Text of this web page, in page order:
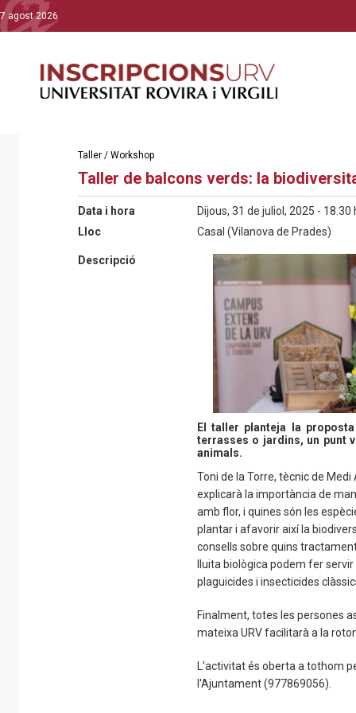
7 agost 2026
Taller / Workshop
Taller de balcons verds: la
Data i hora
Dijous, 31 de juliol, 2025 - 18.30
Lloc
Casal (Vilanova de Prades)
Descripció
El taller planteja la
terrasses o jardins, un punt
animals.
Toni de la Torre, tècnic de Medi
explicarà la importància de
amb flor, i quines són les
plantar i afavorir així la
consells sobre quins
lluita biològica podem fer
plaguicides i insecticides
Finalment, totes les persones
mateixa URV facilitarà a la
L'activitat és oberta a tothom
l'Ajuntament (977869056).